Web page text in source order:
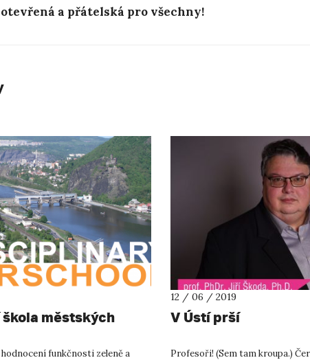
a přátelská pro všechny!
městských
funkčnosti zeleně a
12 / 06 / 2019
V Ústí prší
Profesoři! (Sem tam kroupa.)